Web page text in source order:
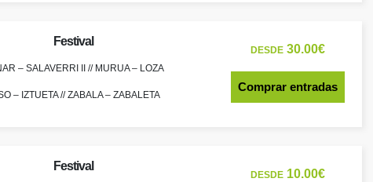
Festival
– SALAVERRI II // MURUA – LOZA
– IZTUETA // ZABALA – ZABALETA
DESDE30.00€
Comprar entradas
Festival
DESDE10.00€